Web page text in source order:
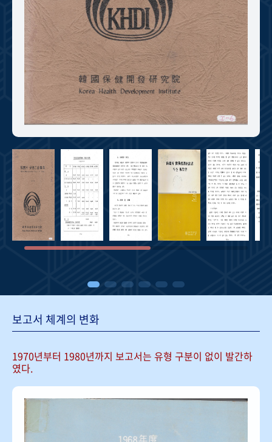
보고서 체계의 변화
1970년부터 1980년까지 보고서는 유형 구분이 없이 발간하
였다.